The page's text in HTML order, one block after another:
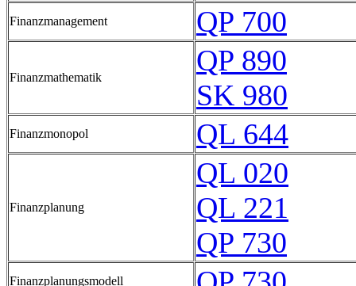
Finanzmanagement QP 700
Finanzmathematik
QP 890
SK 980
Finanzmonopol QL 644
Finanzplanung
QL 020
QL 221
QP 730
Finanzplanungsmodell